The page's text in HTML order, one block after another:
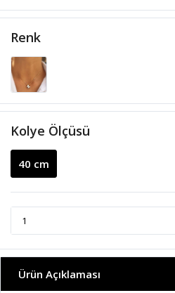
Renk
Kolye Ölçüsü
40 cm
Ürün Açıklaması